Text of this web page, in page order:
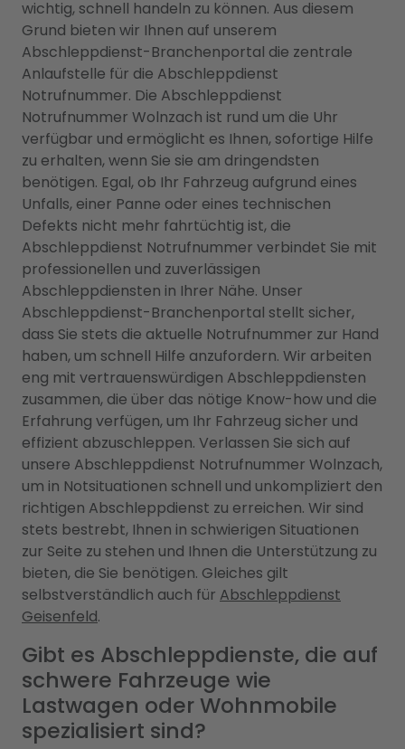
wichtig, schnell handeln zu können. Aus diesem
Grund bieten wir Ihnen auf unserem
Abschleppdienst-Branchenportal die zentrale
Anlaufstelle für die Abschleppdienst
Notrufnummer. Die Abschleppdienst
Notrufnummer Wolnzach ist rund um die Uhr
verfügbar und ermöglicht es Ihnen, sofortige Hilfe
zu erhalten, wenn Sie sie am dringendsten
benötigen. Egal, ob Ihr Fahrzeug aufgrund eines
Unfalls, einer Panne oder eines technischen
Defekts nicht mehr fahrtüchtig ist, die
Abschleppdienst Notrufnummer verbindet Sie mit
professionellen und zuverlässigen
Abschleppdiensten in Ihrer Nähe. Unser
Abschleppdienst-Branchenportal stellt sicher,
dass Sie stets die aktuelle Notrufnummer zur Hand
haben, um schnell Hilfe anzufordern. Wir arbeiten
eng mit vertrauenswürdigen Abschleppdiensten
zusammen, die über das nötige Know-how und die
Erfahrung verfügen, um Ihr Fahrzeug sicher und
effizient abzuschleppen. Verlassen Sie sich auf
unsere Abschleppdienst Notrufnummer Wolnzach,
um in Notsituationen schnell und unkompliziert den
richtigen Abschleppdienst zu erreichen. Wir sind
stets bestrebt, Ihnen in schwierigen Situationen
zur Seite zu stehen und Ihnen die Unterstützung zu
bieten, die Sie benötigen. Gleiches gilt
selbstverständlich auch für Abschleppdienst
Geisenfeld.
Gibt es Abschleppdienste, die auf
schwere Fahrzeuge wie
Lastwagen oder Wohnmobile
spezialisiert sind?